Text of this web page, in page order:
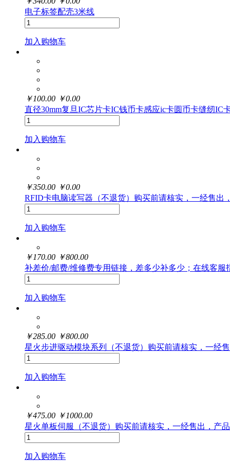
电子标签配壳3米线
加入购物车
￥100.00 ￥0.00
直径30mm复旦IC芯片卡IC钱币卡感应ic卡圆币卡缝纫
加入购物车
￥350.00 ￥0.00
RFID卡电脑读写器（不退货）购买前请核实，一经售出
加入购物车
￥170.00 ￥800.00
补差价/邮费/维修费专用链接，差多少补多少；在线客服
加入购物车
￥285.00 ￥800.00
星火步进驱动模块系列（不退货）购买前请核实，一经
加入购物车
￥475.00 ￥1000.00
星火单板伺服（不退货）购买前请核实，一经售出，产
加入购物车